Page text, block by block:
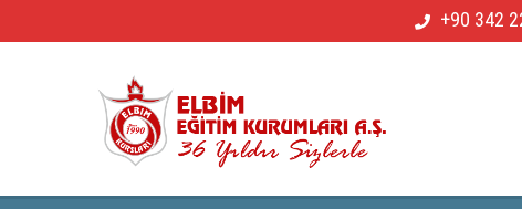
+90 342